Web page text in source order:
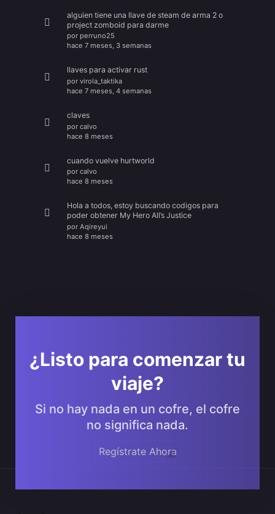
alguien tiene una llave de steam de arma 2 o
project zomboid para darme
por perruno25
hace 7 meses, 3 semanas
llaves para activar rust
por virola_taktika
hace 7 meses, 4 semanas
claves
por calvo
hace 8 meses
cuando vuelve hurtworld
por calvo
hace 8 meses
Hola a todos, estoy buscando codigos para
poder obtener My Hero All’s Justice
por Aqireyui
hace 8 meses
¿Listo para comenzar tu
viaje?
Si no hay nada en un cofre, el cofre
no significa nada.
Regístrate Ahora